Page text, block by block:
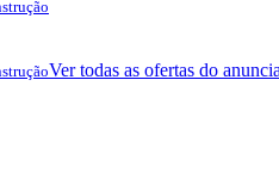
Ver todas as ofertas do